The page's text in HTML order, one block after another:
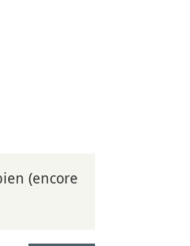
(encore